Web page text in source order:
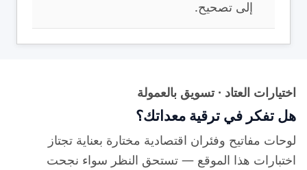
إلى تصحيح.
اختيارات العتاد · تسويق بالعمولة
هل تفكر في ترقية معداتك؟
لوحات مفاتيح وفئران اقتصادية مختارة بعناية تجتاز
اختبارات هذا الموقع — تستحق النظر سواء نجحت